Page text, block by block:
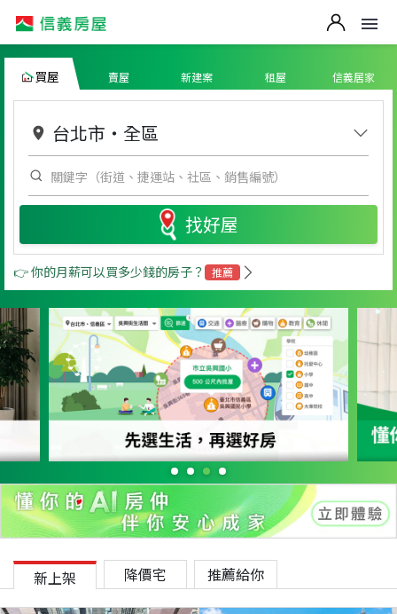
買屋 賣屋 新建案 租屋 信義居家
台北市 ・ 全區
找好屋
👉 你的月薪可以買多少錢的房子？ 推薦
新上架 降價宅 推薦給你